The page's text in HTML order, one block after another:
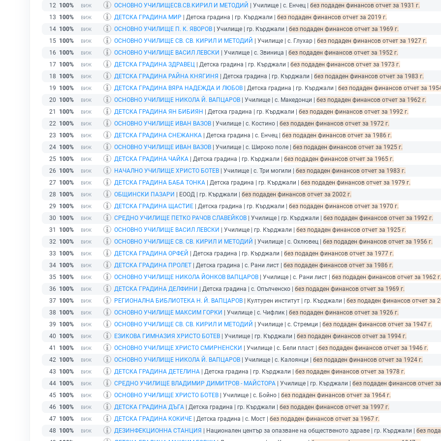
12 100% ОСНОВНО УЧИЛИЩЕСВ.СВ.КИРИЛ И МЕТОДИЙ | Училище | с. Енчец | без подаден финансов отчет за 1931 г.
13 100% ДЕТСКА ГРАДИНА МИР | Детска градина | гр. Кърджали | без подаден финансов отчет за 2019 г.
14 100% ОСНОВНО УЧИЛИЩЕ П. К. ЯВОРОВ | Училище | гр. Кърджали | без подаден финансов отчет за 1969 г.
15 100% ОСНОВНО УЧИЛИЩЕ СВ. СВ. КИРИЛ И МЕТОДИЙ | Училище | с. Глухар | без подаден финансов отчет за 1927 г.
16 100% ОСНОВНО УЧИЛИЩЕ ВАСИЛ ЛЕВСКИ | Училище | с. Звиница | без подаден финансов отчет за 1952 г.
17 100% ДЕТСКА ГРАДИНА ЗДРАВЕЦ | Детска градина | гр. Кърджали | без подаден финансов отчет за 1973 г.
18 100% ДЕТСКА ГРАДИНА РАЙНА КНЯГИНЯ | Детска градина | гр. Кърджали | без подаден финансов отчет за 1983 г.
19 100% ДЕТСКА ГРАДИНА ВЯРА НАДЕЖДА И ЛЮБОВ | Детска градина | гр. Кърджали | без подаден финансов отчет за
20 100% ОСНОВНО УЧИЛИЩЕ НИКОЛА Й. ВАПЦАРОВ | Училище | с. Македонци | без подаден финансов отчет за 1962 г.
21
100% ДЕТСКА ГРАДИНА ЯН БИБИЯН | Детска градина | гр. Кърджали | без подаден финансов отчет за 1992 г.
22 100% ОСНОВНО УЧИЛИЩЕ ИВАН ВАЗОВ | Училище | с. Костино | без подаден финансов отчет за 1972 г.
23 100% ДЕТСКА ГРАДИНА СНЕЖАНКА | Детска градина | с. Енчец | без подаден финансов отчет за 1986 г.
24 100% ОСНОВНО УЧИЛИЩЕ ИВАН ВАЗОВ | Училище | с. Широко поле | без подаден финансов отчет за 1925 г.
25 100% ДЕТСКА ГРАДИНА ЧАЙКА | Детска градина | гр. Кърджали | без подаден финансов отчет за 1965 г.
26 100% НАЧАЛНО УЧИЛИЩЕ ХРИСТО БОТЕВ | Училище | с. Три могили | без подаден финансов отчет за 1983 г.
27 100% ДЕТСКА ГРАДИНА БАБА ТОНКА | Детска градина | гр. Кърджали | без подаден финансов отчет за 1979 г.
28 100% ОБЩИНСКИ ПАЗАРИ | ЕООД | гр. Кърджали | без подаден финансов отчет за 2002 г.
29 100% ДЕТСКА ГРАДИНА ЩАСТИЕ | Детска градина | гр. Кърджали | без подаден финансов отчет за 1970 г.
30 100% СРЕДНО УЧИЛИЩЕ ПЕТКО РАЧОВ СЛАВЕЙКОВ | Училище | гр. Кърджали | без подаден финансов отчет за 1992 г.
31
100% ОСНОВНО УЧИЛИЩЕ ВАСИЛ ЛЕВСКИ | Училище | гр. Кърджали | без подаден финансов отчет за 1925 г.
32 100% ОСНОВНО УЧИЛИЩЕ СВ. СВ. КИРИЛ И МЕТОДИЙ | Училище | с. Охлювец | без подаден финансов отчет за 1956 г.
33 100% ДЕТСКА ГРАДИНА ОРФЕЙ | Детска градина | гр. Кърджали | без подаден финансов отчет за 1977 г.
34 100% ДЕТСКА ГРАДИНА ПРОЛЕТ | Детска градина | с. Рани лист | без подаден финансов отчет за 1986 г.
35 100% ОСНОВНО УЧИЛИЩЕ НИКОЛА ЙОНКОВ ВАПЦАРОВ | Училище | с. Рани лист | без подаден финансов отчет за 1962 г.
36 100% ДЕТСКА ГРАДИНА ДЕЛФИНИ | Детска градина | с. Опълченско | без подаден финансов отчет за 1969 г.
37 100% РЕГИОНАЛНА БИБЛИОТЕКА Н. Й. ВАПЦАРОВ | Културен институт | гр. Кърджали | без подаден финансов отчет за
38 100% ОСНОВНО УЧИЛИЩЕ МАКСИМ ГОРКИ | Училище | с. Чифлик | без подаден финансов отчет за 1926 г.
39 100% ОСНОВНО УЧИЛИЩЕ СВ. СВ. КИРИЛ И МЕТОДИЙ | Училище | с. Стремци | без подаден финансов отчет за 1947 г.
40 100% ЕЗИКОВА ГИМНАЗИЯ ХРИСТО БОТЕВ | Училище | гр. Кърджали | без подаден финансов отчет за 1994 г.
41
100% ОСНОВНО УЧИЛИЩЕ ХРИСТО СМИРНЕНСКИ | Училище | с. Бели пласт | без подаден финансов отчет за 1946 г.
42 100% ОСНОВНО УЧИЛИЩЕ НИКОЛА Й. ВАПЦАРОВ | Училище | с. Калоянци | без подаден финансов отчет за 1924 г.
43 100% ДЕТСКА ГРАДИНА ДЕТЕЛИНА | Детска градина | гр. Кърджали | без подаден финансов отчет за 1978 г.
44 100% СРЕДНО УЧИЛИЩЕ ВЛАДИМИР ДИМИТРОВ - МАЙСТОРА | Училище | гр. Кърджали | без подаден финансов отчет
45 100% ОСНОВНО УЧИЛИЩЕ ХРИСТО БОТЕВ | Училище | с. Бойно | без подаден финансов отчет за 1964 г.
46 100% ДЕТСКА ГРАДИНА ДЪГА | Детска градина | гр. Кърджали | без подаден финансов отчет за 1997 г.
47 100% ДЕТСКА ГРАДИНА КОКИЧЕ | Детска градина | с. Мост | без подаден финансов отчет за 1967 г.
48 100% ДЕЗИНФЕКЦИОННА СТАНЦИЯ | Национален център за опазване на общественото здраве | гр. Кърджали | без